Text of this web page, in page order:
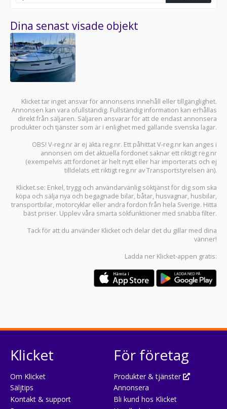
Dina senast visade objekt
Klicket tar inget ansvar för annonsens innehåll eller tillgänglighet.
Annonsen kan vara ofullständig. Fullständig information kan erhållas
direkt från säljaren. Säljaren ansvarar för att de endast annonsera
produkter och tjänster som är i enlighet med gällande svenska lagar.
OBS! V-reg.nr är ej äkta reg.nr. Ett påhittat V-reg.nr kan anges i
annonsen om det aktuella fordonet saknar ett riktigt reg.nr
(exempelvis att fordonet är helt nytt eller har importerats och ej
tilldelats ett riktigt reg.nr av Transportstyrelsen än).
Klicket.se: Enkel, trygg och användarvänlig söktjänst för dig som ska
köpa och sälja nya och begagnade bilar, båtar, husvagnar, husbilar,
transportbilar, motorcyklar eller andra fordon från hela Sverige. Hitta
bäst priser. Upplev våra smarta sökfunktioner med snabba filter.
Tack för att du använder Klicket och delar det du gillar med dina
vänner!
Ladda ner Klicket-appen gratis:
Klicket
Om Klicket
Säljtips
Kontakt & support
För företag
Produkter & tjänster
Annonsera
Bli kund hos Klicket